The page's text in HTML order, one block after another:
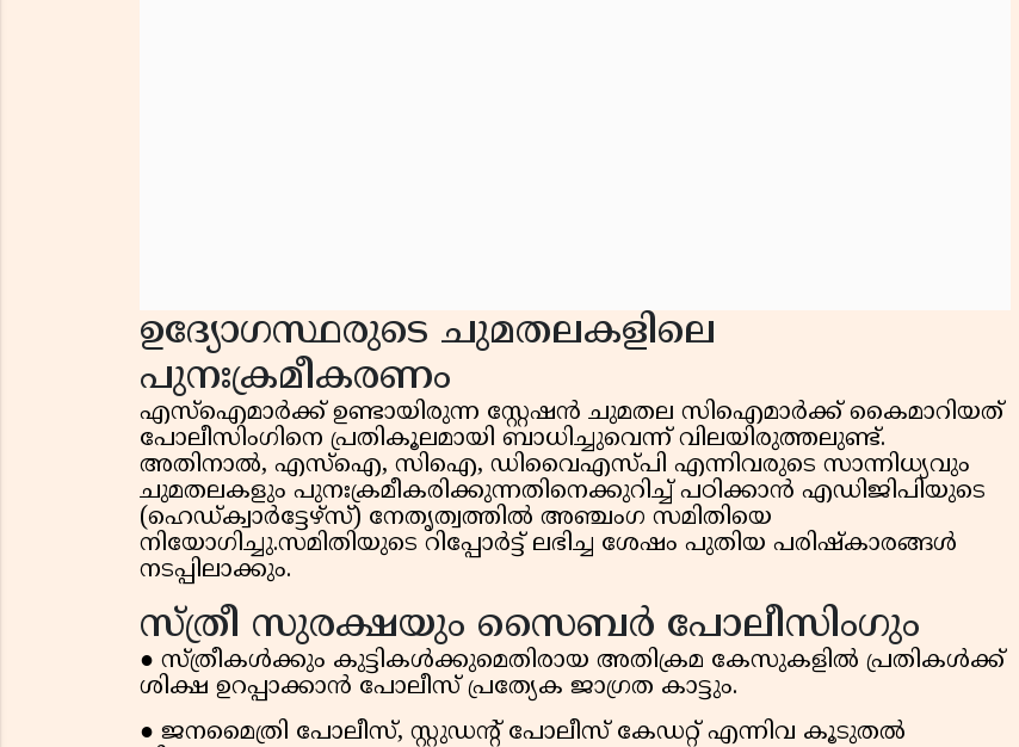
ഉദ്യോഗസ്ഥരുടെ ചുമതലകളിലെ
പുനഃക്രമീകരണം
എസ്ഐമാർക്ക് ഉണ്ടായിരുന്ന സ്റ്റേഷൻ ചുമതല സിഐമാർക്ക് കൈമാറിയത്
പോലീസിംഗിനെ പ്രതികൂലമായി ബാധിച്ചുവെന്ന് വിലയിരുത്തലുണ്ട്.
അതിനാൽ, എസ്ഐ, സിഐ, ഡിവൈഎസ്പി എന്നിവരുടെ സാന്നിധ്യവും
ചുമതലകളും പുനഃക്രമീകരിക്കുന്നതിനെക്കുറിച്ച് പഠിക്കാൻ എഡിജിപിയുടെ
(ഹെഡ്ക്വാർട്ടേഴ്സ്) നേതൃത്വത്തിൽ അഞ്ചംഗ സമിതിയെ
നിയോഗിച്ചു.സമിതിയുടെ റിപ്പോർട്ട് ലഭിച്ച ശേഷം പുതിയ പരിഷ്കാരങ്ങൾ
നടപ്പിലാക്കും.
സ്ത്രീ സുരക്ഷയും സൈബർ പോലീസിംഗും
● സ്ത്രീകൾക്കും കുട്ടികൾക്കുമെതിരായ അതിക്രമ കേസുകളിൽ പ്രതികൾക്ക്
ശിക്ഷ ഉറപ്പാക്കാൻ പോലീസ് പ്രത്യേക ജാഗ്രത കാട്ടും.
● ജനമൈത്രി പോലീസ്, സ്റ്റുഡൻ്റ് പോലീസ് കേഡറ്റ് എന്നിവ കൂടുതൽ